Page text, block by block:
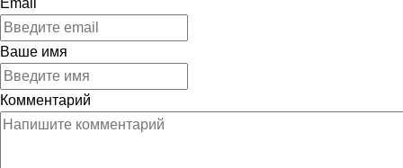
Email
Ваше имя
Комментарий